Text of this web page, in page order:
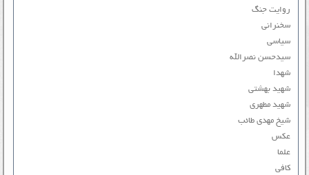
روایت جنگ
سخنرانی
سیاسی
سیدحسن نصرالله
شهدا
شهید بهشتی
شهید مطهری
شیخ مهدی طائب
عکس
علما
کافی